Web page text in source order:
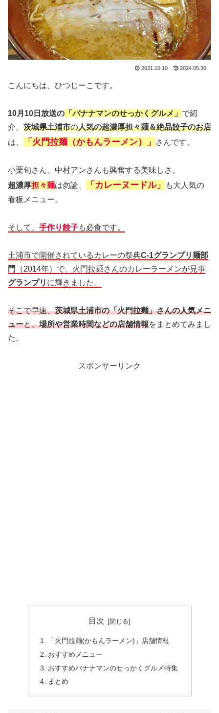
2021.10.10 2024.05.30
こんにちは、ひつじーこです。
10月10日放送の 「バナナマンのせっかくグルメ」 で紹
介、 茨城県土浦市の人気の超濃厚担々麺＆絶品餃子のお店
は、
「火門拉麺（かもんラーメン）」 さんです。
小栗旬さん、中村アンさんも興奮する美味しさ。
超濃厚担々麺は勿論、 「カレーヌードル」
も大人気の
看板メニュー。
そして、 手作り餃子も必食です。
土浦市で開催されているカレーの祭典C-1グランプリ麺部
門
（2014年）で、火門拉麺さんのカレーラーメンが見事
グランプリ に輝きました。
そこで早速、茨城県土浦市の「火門拉麺」さんの人気メニ
ューと、場所や営業時間などの店舗情報をまとめてみまし
た。
スポンサーリンク
目次
「火門拉麺(かもんラーメン)」店舗情報
おすすめメニュー
おすすめバナナマンのせっかくグルメ特集
まとめ